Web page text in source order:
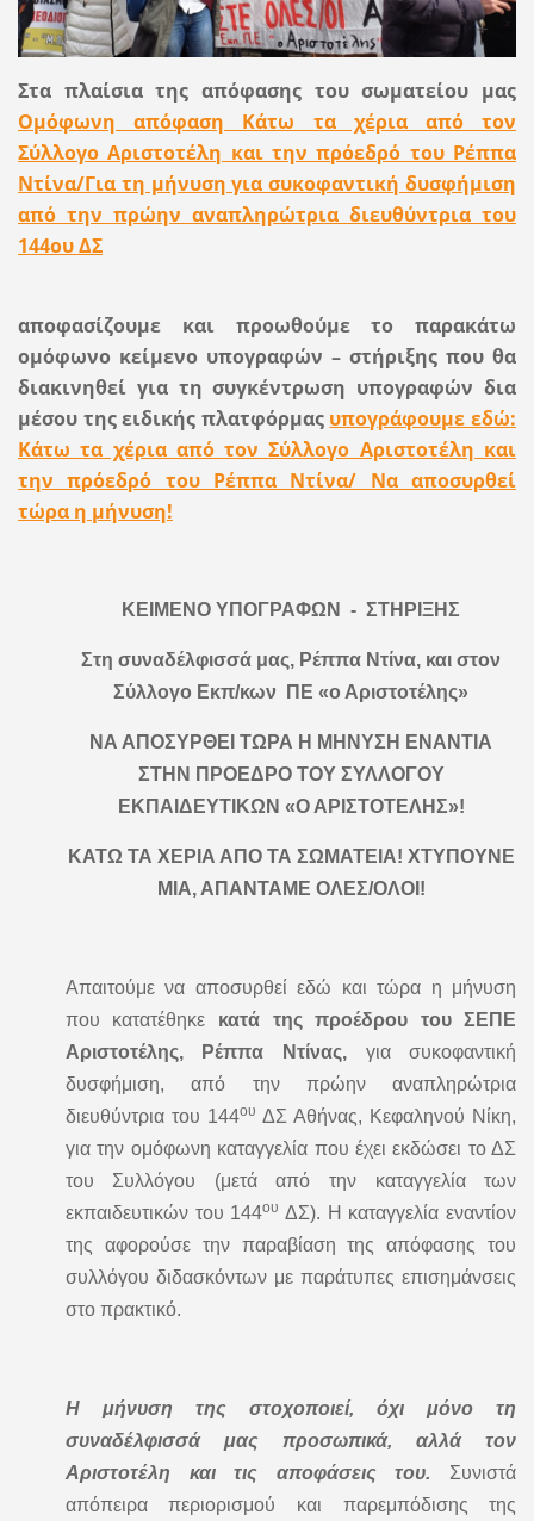
Στα πλαίσια της απόφασης του σωματείου μας
Ομόφωνη απόφαση Κάτω τα χέρια από τον
Σύλλογο Αριστοτέλη και την πρόεδρό του Ρέππα
Ντίνα/Για τη μήνυση για συκοφαντική δυσφήμιση
από την πρώην αναπληρώτρια διευθύντρια του
144ου ΔΣ
αποφασίζουμε και προωθούμε το παρακάτω
ομόφωνο κείμενο υπογραφών – στήριξης που θα
διακινηθεί για τη συγκέντρωση υπογραφών δια
μέσου της ειδικής πλατφόρμας υπογράφουμε εδώ:
Κάτω τα χέρια από τον Σύλλογο Αριστοτέλη και
την πρόεδρό του Ρέππα Ντίνα/ Να αποσυρθεί
τώρα η μήνυση!
ΚΕΙΜΕΝΟ ΥΠΟΓΡΑΦΩΝ - ΣΤΗΡΙΞΗΣ
Στη συναδέλφισσά μας, Ρέππα Ντίνα, και στον
Σύλλογο Εκπ/κων ΠΕ «ο Αριστοτέλης»
ΝΑ ΑΠΟΣΥΡΘΕΙ ΤΩΡΑ Η ΜΗΝΥΣΗ ΕΝΑΝΤΙΑ
ΣΤΗΝ ΠΡΟΕΔΡΟ ΤΟΥ ΣΥΛΛΟΓΟΥ
ΕΚΠΑΙΔΕΥΤΙΚΩΝ «Ο ΑΡΙΣΤΟΤΕΛΗΣ»!
ΚΑΤΩ ΤΑ ΧΕΡΙΑ ΑΠΟ ΤΑ ΣΩΜΑΤΕΙΑ! ΧΤΥΠΟΥΝΕ
ΜΙΑ, ΑΠΑΝΤΑΜΕ ΟΛΕΣ/ΟΛΟΙ!
Απαιτούμε να αποσυρθεί εδώ και τώρα η μήνυση
που κατατέθηκε κατά της προέδρου του ΣΕΠΕ
Αριστοτέλης, Ρέππα Ντίνας, για συκοφαντική
δυσφήμιση, από την πρώην αναπληρώτρια
διευθύντρια του 144ου ΔΣ Αθήνας, Κεφαληνού Νίκη,
για την ομόφωνη καταγγελία που έχει εκδώσει το ΔΣ
του Συλλόγου (μετά από την καταγγελία των
εκπαιδευτικών του 144ου ΔΣ). Η καταγγελία εναντίον
της αφορούσε την παραβίαση της απόφασης του
συλλόγου διδασκόντων με παράτυπες επισημάνσεις
στο πρακτικό.
Η μήνυση της στοχοποιεί, όχι μόνο τη
συναδέλφισσά μας προσωπικά, αλλά τον
Αριστοτέλη και τις αποφάσεις του. Συνιστά
απόπειρα περιορισμού και παρεμπόδισης της